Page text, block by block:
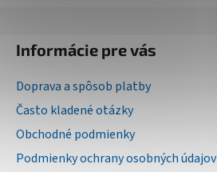
Informácie pre vás
Doprava a spôsob platby
Často kladené otázky
Obchodné podmienky
Podmienky ochrany osobných údajov